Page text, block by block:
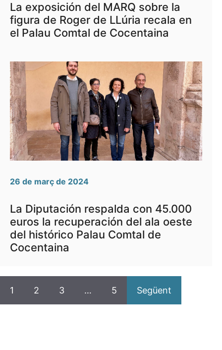
La exposición del MARQ sobre la
figura de Roger de LLúria recala en
el Palau Comtal de Cocentaina
26 de març de 2024
La Diputación respalda con 45.000
euros la recuperación del ala oeste
del histórico Palau Comtal de
Cocentaina
1 2 3 … 5 Següent